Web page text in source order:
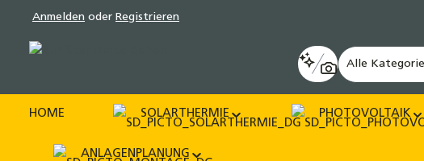
Zur Hauptnavigation springen
Anmelden oder Registrieren
Alle
HOME SOLARTHERMIE PHOTOVOLTAIK
ANLAGENPLANUNG